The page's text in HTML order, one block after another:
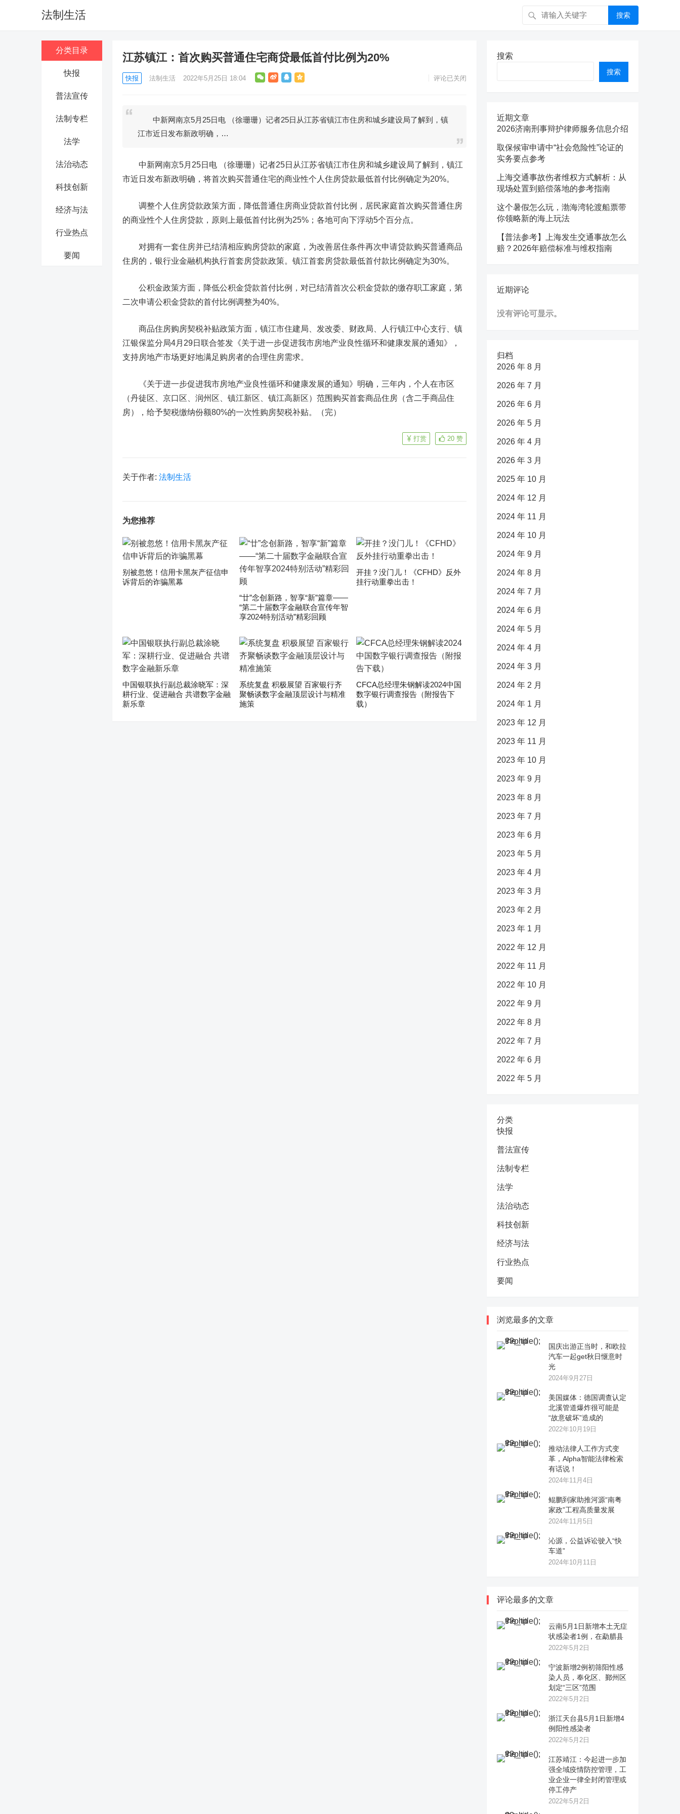
法制生活 搜索
分类目录
快报
普法宣传
法制专栏
法学
法治动态
科技创新
经济与法
行业热点
要闻
江苏镇江：首次购买普通住宅商贷最低首付比例为20%
快报 法制生活 2022年5月25日 18:04 评论已关闭
中新网南京5月25日电 （徐珊珊）记者25日从江苏省镇江市住房和城乡建设局了解到，镇
江市近日发布新政明确，…
中新网南京5月25日电 （徐珊珊）记者25日从江苏省镇江市住房和城乡建设局了解到，镇江
市近日发布新政明确，将首次购买普通住宅的商业性个人住房贷款最低首付比例确定为20%。
调整个人住房贷款政策方面，降低普通住房商业贷款首付比例，居民家庭首次购买普通住房
的商业性个人住房贷款，原则上最低首付比例为25%；各地可向下浮动5个百分点。
对拥有一套住房并已结清相应购房贷款的家庭，为改善居住条件再次申请贷款购买普通商品
住房的，银行业金融机构执行首套房贷款政策。镇江首套房贷款最低首付款比例确定为30%。
公积金政策方面，降低公积金贷款首付比例，对已结清首次公积金贷款的缴存职工家庭，第
二次申请公积金贷款的首付比例调整为40%。
商品住房购房契税补贴政策方面，镇江市住建局、发改委、财政局、人行镇江中心支行、镇
江银保监分局4月29日联合签发《关于进一步促进我市房地产业良性循环和健康发展的通知》，
支持房地产市场更好地满足购房者的合理住房需求。
《关于进一步促进我市房地产业良性循环和健康发展的通知》明确，三年内，个人在市区
（丹徒区、京口区、润州区、镇江新区、镇江高新区）范围购买首套商品住房（含二手商品住
房），给予契税缴纳份额80%的一次性购房契税补贴。（完）
20 赞
打赏
关于作者: 法制生活
为您推荐
别被忽悠！信用卡黑灰产征信申
诉背后的诈骗黑幕
“廿”念创新路，智享“新”篇章——
“第二十届数字金融联合宣传年智
享2024特别活动”精彩回顾
开挂？没门儿！《CFHD》反外
挂行动重拳出击！
中国银联执行副总裁涂晓军：深
耕行业、促进融合 共谱数字金融
新乐章
系统复盘 积极展望 百家银行齐
聚畅谈数字金融顶层设计与精准
施策
CFCA总经理朱钢解读2024中国
数字银行调查报告（附报告下
载）
搜索
搜索
近期文章
2026济南刑事辩护律师服务信息介绍
取保候审申请中“社会危险性”论证的
实务要点参考
上海交通事故伤者维权方式解析：从
现场处置到赔偿落地的参考指南
这个暑假怎么玩，渤海湾轮渡船票带
你领略新的海上玩法
【普法参考】上海发生交通事故怎么
赔？2026年赔偿标准与维权指南
近期评论
没有评论可显示。
归档
2026 年 8 月
2026 年 7 月
2026 年 6 月
2026 年 5 月
2026 年 4 月
2026 年 3 月
2025 年 10 月
2024 年 12 月
2024 年 11 月
2024 年 10 月
2024 年 9 月
2024 年 8 月
2024 年 7 月
2024 年 6 月
2024 年 5 月
2024 年 4 月
2024 年 3 月
2024 年 2 月
2024 年 1 月
2023 年 12 月
2023 年 11 月
2023 年 10 月
2023 年 9 月
2023 年 8 月
2023 年 7 月
2023 年 6 月
2023 年 5 月
2023 年 4 月
2023 年 3 月
2023 年 2 月
2023 年 1 月
2022 年 12 月
2022 年 11 月
2022 年 10 月
2022 年 9 月
2022 年 8 月
2022 年 7 月
2022 年 6 月
2022 年 5 月
分类
快报
普法宣传
法制专栏
法学
法治动态
科技创新
经济与法
行业热点
要闻
浏览最多的文章
国庆出游正当时，和欧拉
汽车一起get秋日惬意时
光
2024年9月27日
美国媒体：德国调查认定
北溪管道爆炸很可能是
“故意破坏”造成的
2022年10月19日
推动法律人工作方式变
革，Alpha智能法律检索
有话说！
2024年11月4日
鲲鹏到家助推河源“南粤
家政”工程高质量发展
2024年11月5日
沁源，公益诉讼驶入“快
车道”
2024年10月11日
评论最多的文章
云南5月1日新增本土无症
状感染者1例，在勐腊县
2022年5月2日
宁波新增2例初筛阳性感
染人员，奉化区、鄞州区
划定“三区”范围
2022年5月2日
浙江天台县5月1日新增4
例阳性感染者
2022年5月2日
江苏靖江：今起进一步加
强全域疫情防控管理，工
业企业一律全封闭管理或
停工停产
2022年5月2日